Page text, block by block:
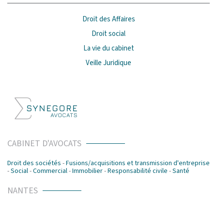
Droit des Affaires
Droit social
La vie du cabinet
Veille Juridique
CABINET D'AVOCATS
Droit des sociétés -Fusions/acquisitions et transmission d'entreprise
-Social-Commercial-Immobilier-Responsabilité civile -Santé
NANTES